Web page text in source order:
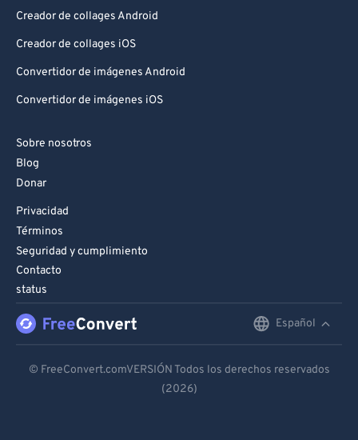
Creador de collages Android
Creador de collages iOS
Convertidor de imágenes Android
Convertidor de imágenes iOS
Sobre nosotros
Blog
Donar
Privacidad
Términos
Seguridad y cumplimiento
Contacto
status
Español
Español
© FreeConvert.comVERSIÓN Todos los derechos reservados
(2026)